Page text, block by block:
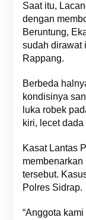
Saat itu,
dengan
Beruntung,
sudah dirawat
Rappang.
Berbeda
kondisinya
luka robek
kiri, lecet
Kasat Lantas
tersebut.
Polres Sidrap.
“Anggota